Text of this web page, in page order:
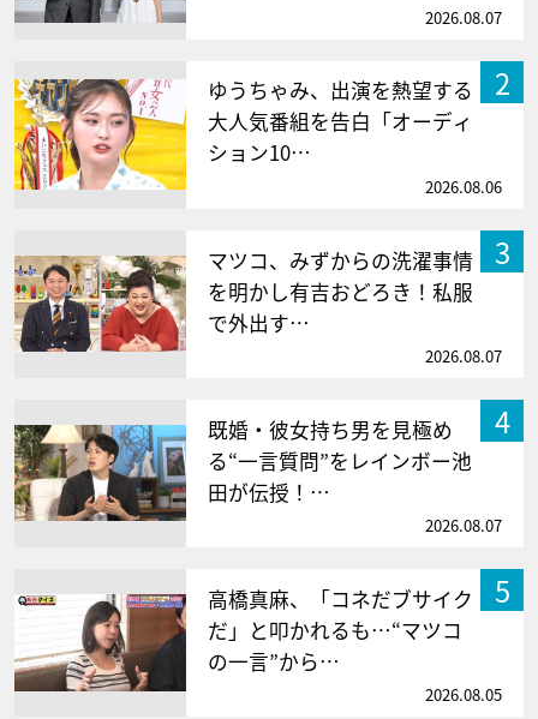
2026.08.07
2
ゆうちゃみ、出演を熱望する
大人気番組を告白「オーディ
ション10…
2026.08.06
3
マツコ、みずからの洗濯事情
を明かし有吉おどろき！私服
で外出す…
2026.08.07
4
既婚・彼女持ち男を見極め
る“一言質問”をレインボー池
田が伝授！…
2026.08.07
5
高橋真麻、「コネだブサイク
だ」と叩かれるも…“マツコ
の一言”から…
2026.08.05